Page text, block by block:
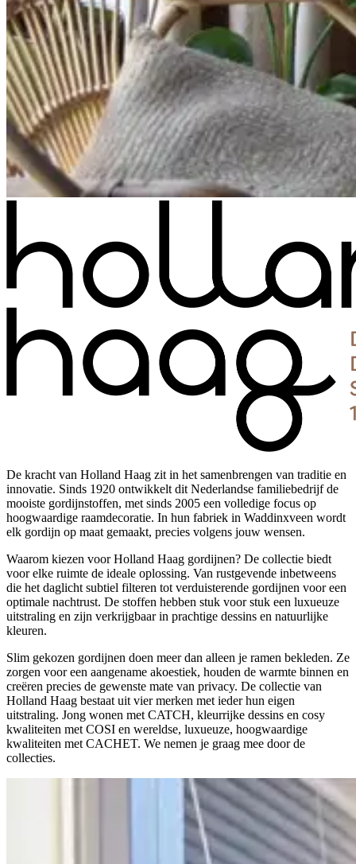
De kracht van Holland Haag zit in het samenbrengen van traditie en
innovatie. Sinds 1920 ontwikkelt dit Nederlandse familiebedrijf de
mooiste gordijnstoffen, met sinds 2005 een volledige focus op
hoogwaardige raamdecoratie. In hun fabriek in Waddinxveen wordt
elk gordijn op maat gemaakt, precies volgens jouw wensen.
Waarom kiezen voor Holland Haag gordijnen? De collectie biedt
voor elke ruimte de ideale oplossing. Van rustgevende inbetweens
die het daglicht subtiel filteren tot verduisterende gordijnen voor een
optimale nachtrust. De stoffen hebben stuk voor stuk een luxueuze
uitstraling en zijn verkrijgbaar in prachtige dessins en natuurlijke
kleuren.
Slim gekozen gordijnen doen meer dan alleen je ramen bekleden. Ze
zorgen voor een aangename akoestiek, houden de warmte binnen en
creëren precies de gewenste mate van privacy. De collectie van
Holland Haag bestaat uit vier merken met ieder hun eigen
uitstraling. Jong wonen met CATCH, kleurrijke dessins en cosy
kwaliteiten met COSI en wereldse, luxueuze, hoogwaardige
kwaliteiten met CACHET. We nemen je graag mee door de
collecties.